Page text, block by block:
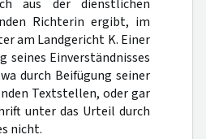
aus der dienstlichen
Richterin ergibt, im
am Landgericht K. Einer
seines Einverständnisses
durch Beifügung seiner
Textstellen, oder gar
unter das Urteil durch
nicht.